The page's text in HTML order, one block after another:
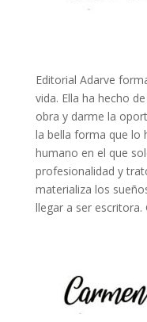
Editorial Adarve
vida. Ella ha hecho
obra y darme la
la bella forma que lo
humano en el que
profesionalidad y
materializa los
llegar a ser escritora.